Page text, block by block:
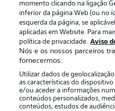
APLICATIVO
Oferecido por
momento clicando na ligação
inferior da página Web (ou no
esquerda da página, se
aplicadas em Website. Para
política de privacidade. Aviso
Nós e os nossos parceiros
fornecermos:
Utilizar dados de
as características do
e/ou aceder a informações
conteúdos personalizados,
conteúdos, estudos de